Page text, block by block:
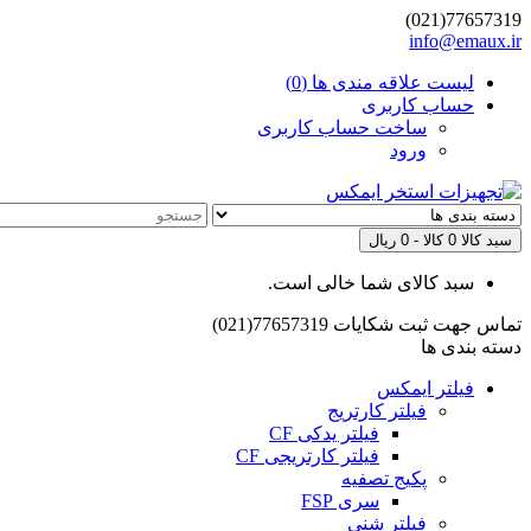
77657319(021)
info@emaux.ir
لیست علاقه مندی ها (0)
حساب کاربری
ساخت حساب کاربری
ورود
سبد کالا 0 کالا - 0 ریال
سبد کالای شما خالی است.
تماس جهت ثبت شکایات 77657319(021)
دسته بندی ها
فیلتر ایمکس
فیلتر کارتریج
فیلتر یدکی CF
فیلتر کارتریجی CF
پکیج تصفیه
سری FSP
فیلتر شنی